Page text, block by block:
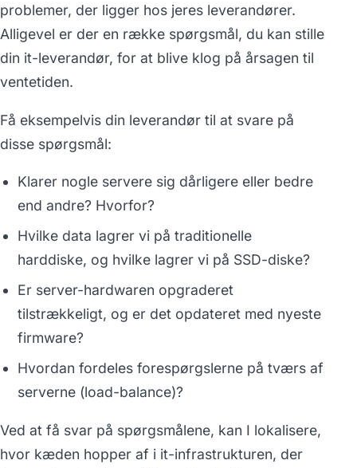
problemer, der ligger hos jeres leverandører.
Alligevel er der en række spørgsmål, du kan stille
din it-leverandør, for at blive klog på årsagen til
ventetiden.
Få eksempelvis din leverandør til at svare på
disse spørgsmål:
Klarer nogle servere sig dårligere eller bedre
end andre? Hvorfor?
Hvilke data lagrer vi på traditionelle
harddiske, og hvilke lagrer vi på SSD-diske?
Er server-hardwaren opgraderet
tilstrækkeligt, og er det opdateret med nyeste
firmware?
Hvordan fordeles forespørgslerne på tværs af
serverne (load-balance)?
Ved at få svar på spørgsmålene, kan I lokalisere,
hvor kæden hopper af i it-infrastrukturen, der